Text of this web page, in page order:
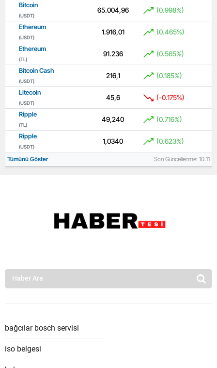
Bitcoin
(USDT)
65.004,96 (0.998%)
Ethereum
(USDT)
1.916,01 (0.465%)
Ethereum
(TL)
91.236 (0.565%)
Bitcoin Cash
(USDT)
216,1 (0.185%)
Litecoin
(USDT)
45,6 (-0.175%)
Ripple
(TL)
49,240 (0.716%)
Ripple
(USDT)
1,0340 (0.623%)
Tümünü Göster Son Güncellenme: 10:11
bağcılar bosch servisi
iso belgesi